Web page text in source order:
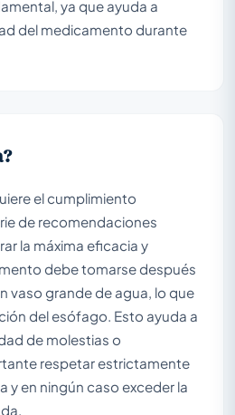
ya que ayuda a
del medicamento durante
el cumplimiento
de recomendaciones
la máxima eficacia y
debe tomarse después
vaso grande de agua, lo que
del esófago. Esto ayuda a
de molestias o
respetar estrictamente
y en ningún caso exceder la